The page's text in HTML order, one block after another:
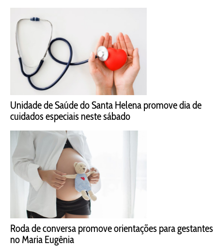
Unidade de Saúde do Santa Helena promove dia de
cuidados especiais neste sábado
Roda de conversa promove orientações para gestantes
no Maria Eugênia